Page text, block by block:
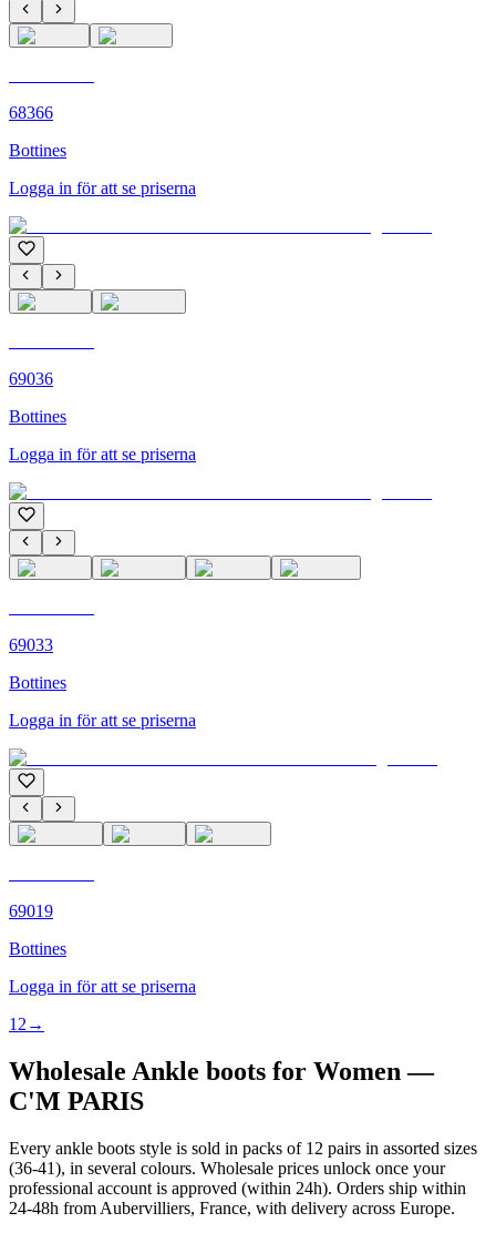
68366
Bottines
Logga in för att se priserna
69036
Bottines
Logga in för att se priserna
69033
Bottines
Logga in för att se priserna
69019
Bottines
Logga in för att se priserna
1 2 →
Wholesale Ankle boots for Women —
C'M PARIS
Every ankle boots style is sold in packs of 12 pairs in assorted sizes
(36-41), in several colours. Wholesale prices unlock once your
professional account is approved (within 24h). Orders ship within
24-48h from Aubervilliers, France, with delivery across Europe.